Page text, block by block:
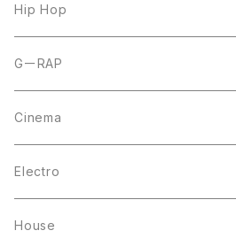
7inch
CD
12inch
10inch
Casette Tape
12inch
LP
Hip Hop
LP
12inch
CD
GーRAP
12inch
LP
Cinema
LP
12inch
Electro
12inch
House